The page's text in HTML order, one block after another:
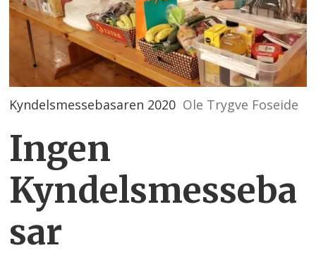
Kyndelsmessebasaren 2020 Ole Trygve Foseide
Ingen
Kyndelsmesseba
sar